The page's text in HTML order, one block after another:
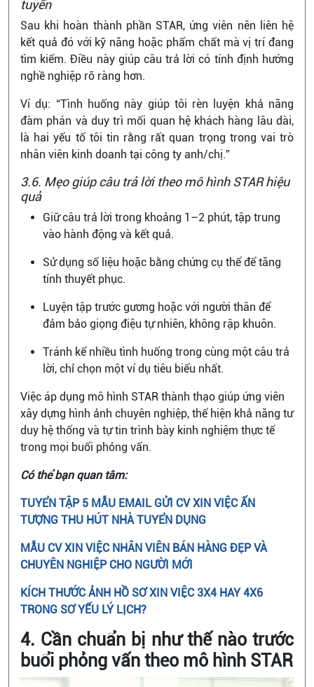
tuyển
Sau khi hoàn thành phần STAR, ứng viên nên liên hệ
kết quả đó với kỹ năng hoặc phẩm chất mà vị trí đang
tìm kiếm. Điều này giúp câu trả lời có tính định hướng
nghề nghiệp rõ ràng hơn.
Ví dụ: “Tình huống này giúp tôi rèn luyện khả năng
đàm phán và duy trì mối quan hệ khách hàng lâu dài,
là hai yếu tố tôi tin rằng rất quan trọng trong vai trò
nhân viên kinh doanh tại công ty anh/chị.”
3.6. Mẹo giúp câu trả lời theo mô hình STAR hiệu
quả
Giữ câu trả lời trong khoảng 1–2 phút, tập trung
vào hành động và kết quả.
Sử dụng số liệu hoặc bằng chứng cụ thể để tăng
tính thuyết phục.
Luyện tập trước gương hoặc với người thân để
đảm bảo giọng điệu tự nhiên, không rập khuôn.
Tránh kể nhiều tình huống trong cùng một câu trả
lời, chỉ chọn một ví dụ tiêu biểu nhất.
Việc áp dụng mô hình STAR thành thạo giúp ứng viên
xây dựng hình ảnh chuyên nghiệp, thể hiện khả năng tư
duy hệ thống và tự tin trình bày kinh nghiệm thực tế
trong mọi buổi phỏng vấn.
Có thể bạn quan tâm:
TUYỂN TẬP 5 MẪU EMAIL GỬI CV XIN VIỆC ẤN
TƯỢNG THU HÚT NHÀ TUYỂN DỤNG
MẪU CV XIN VIỆC NHÂN VIÊN BÁN HÀNG ĐẸP VÀ
CHUYÊN NGHIỆP CHO NGƯỜI MỚI
KÍCH THƯỚC ẢNH HỒ SƠ XIN VIỆC 3X4 HAY 4X6
TRONG SƠ YẾU LÝ LỊCH?
4. Cần chuẩn bị như thế nào trước
buổi phỏng vấn theo mô hình STAR